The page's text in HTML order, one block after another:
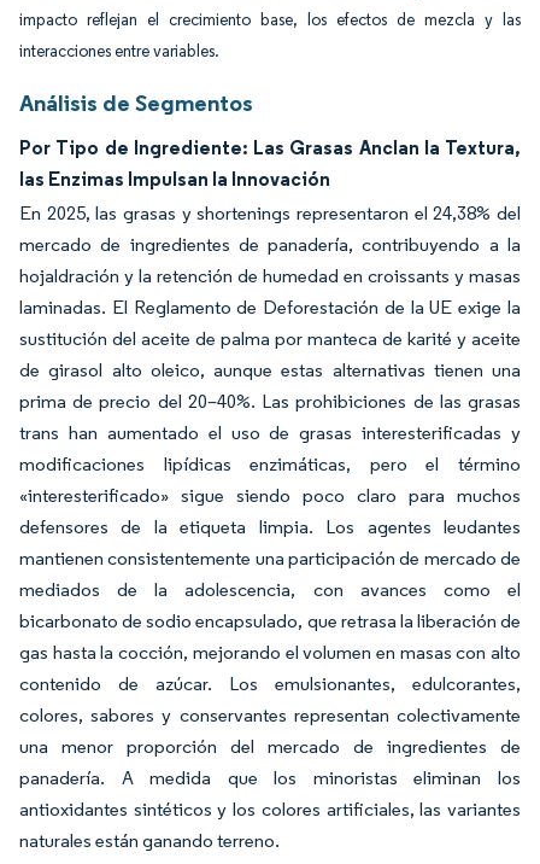
impacto reflejan el crecimiento base, los efectos de mezcla y las
interacciones entre variables.
Análisis de Segmentos
Por Tipo de Ingrediente: Las Grasas Anclan la Textura,
las Enzimas Impulsan la Innovación
En 2025, las grasas y shortenings representaron el 24,38% del
mercado de ingredientes de panadería, contribuyendo a la
hojaldración y la retención de humedad en croissants y masas
laminadas. El Reglamento de Deforestación de la UE exige la
sustitución del aceite de palma por manteca de karité y aceite
de girasol alto oleico, aunque estas alternativas tienen una
prima de precio del 20–40%. Las prohibiciones de las grasas
trans han aumentado el uso de grasas interesterificadas y
modificaciones lipídicas enzimáticas, pero el término
«interesterificado» sigue siendo poco claro para muchos
defensores de la etiqueta limpia. Los agentes leudantes
mantienen consistentemente una participación de mercado de
mediados de la adolescencia, con avances como el
bicarbonato de sodio encapsulado, que retrasa la liberación de
gas hasta la cocción, mejorando el volumen en masas con alto
contenido de azúcar. Los emulsionantes, edulcorantes,
colores, sabores y conservantes representan colectivamente
una menor proporción del mercado de ingredientes de
panadería. A medida que los minoristas eliminan los
antioxidantes sintéticos y los colores artificiales, las variantes
naturales están ganando terreno.